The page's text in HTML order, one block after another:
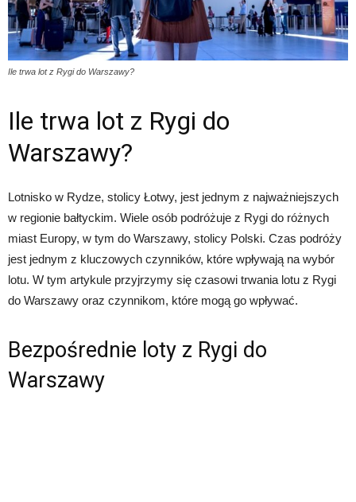
Ile trwa lot z Rygi do Warszawy?
Ile trwa lot z Rygi do
Warszawy?
Lotnisko w Rydze, stolicy Łotwy, jest jednym z najważniejszych
w regionie bałtyckim. Wiele osób podróżuje z Rygi do różnych
miast Europy, w tym do Warszawy, stolicy Polski. Czas podróży
jest jednym z kluczowych czynników, które wpływają na wybór
lotu. W tym artykule przyjrzymy się czasowi trwania lotu z Rygi
do Warszawy oraz czynnikom, które mogą go wpływać.
Bezpośrednie loty z Rygi do
Warszawy